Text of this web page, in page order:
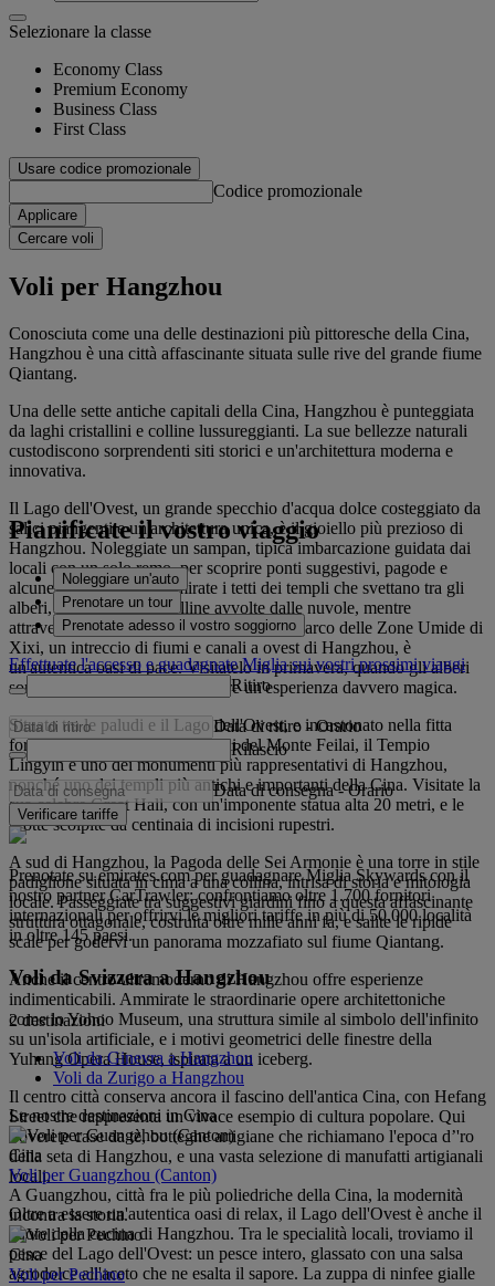
Selezionare la classe
Economy Class
Premium Economy
Business Class
First Class
Usare codice promozionale
Codice promozionale
Applicare
Cercare voli
Voli per Hangzhou
Conosciuta come una delle destinazioni più pittoresche della Cina,
Hangzhou è una città affascinante situata sulle rive del grande fiume
Qiantang.
Una delle sette antiche capitali della Cina, Hangzhou è punteggiata
da laghi cristallini e colline lussureggianti. La sue bellezze naturali
custodiscono sorprendenti siti storici e un'architettura moderna e
innovativa.
Il Lago dell'Ovest, un grande specchio d'acqua dolce costeggiato da
salici piangenti e un'architettura unica, è il gioiello più prezioso di
Hangzhou. Noleggiate un sampan, tipica imbarcazione guidata dai
locali con un solo remo, per scoprire ponti suggestivi, pagode e
alcune isole minori. Ammirate i tetti dei templi che svettano tra gli
alberi, sullo sfondo di colline avvolte dalle nuvole, mentre
attraversate giardini e parchi da sogno. Il Parco delle Zone Umide di
Xixi, un intreccio di fiumi e canali a ovest di Hangzhou, è
un'autentica oasi di pace. Visitatelo in primavera, quando gli alberi
sono in piena fioritura, per vivere un'esperienza davvero magica.
Situato tra le paludi e il Lago dell'Ovest, e incastonato nella fitta
foresta che scende lungo i pendii del Monte Feilai, il Tempio
Lingyin è uno dei monumenti più rappresentativi di Hangzhou,
nonché uno dei templi più antichi e importanti della Cina. Visitate la
sua celebre Great Hall, con un'imponente statua alta 20 metri, e le
grotte scolpite da centinaia di incisioni rupestri.
A sud di Hangzhou, la Pagoda delle Sei Armonie è una torre in stile
padiglione situata in cima a una collina, intrisa di storia e mitologia
locale. Passeggiate tra suggestivi giardini fino a questa affascinante
struttura ottagonale, costruita oltre mille anni fa, e salite le ripide
scale per godervi un panorama mozzafiato sul fiume Qiantang.
Anche il centro ultramoderno di Hangzhou offre esperienze
indimenticabili. Ammirate le straordinarie opere architettoniche
come lo Yohoo Museum, una struttura simile al simbolo dell'infinito
su un'isola artificiale, e i motivi geometrici delle finestre della
Yuhang Opera House, ispirata a un iceberg.
Il centro città conserva ancora il fascino dell'antica Cina, con Hefang
Street che rappresenta un vivace esempio di cultura popolare. Qui
troverete case da tè, botteghe artigiane che richiamano l'epoca d’'ro
della seta di Hangzhou, e una vasta selezione di manufatti artigianali
locali.
Oltre a essere un'autentica oasi di relax, il Lago dell'Ovest è anche il
cuore della cucina di Hangzhou. Tra le specialità locali, troviamo il
pesce del Lago dell'Ovest: un pesce intero, glassato con una salsa
agrodolce all'aceto che ne esalta il sapore. La zuppa di ninfee gialle
Pianificate il vostro viaggio
Noleggiare un'auto
Prenotare un tour
Prenotate adesso il vostro soggiorno
Effettuate l'accesso e guadagnate Miglia sui vostri prossimi viaggi
Ritiro
Data di ritiro - Orario
Rilascio
Data di consegna - Orario
Verificare tariffe
Prenotate su emirates.com per guadagnare Miglia Skywards con il
nostro partner CarTrawler: confrontiamo oltre 1.700 fornitori
internazionali per offrirvi le migliori tariffe in più di 50.000 località
in oltre 145 paesi.
Voli da Svizzera a Hangzhou
2 destinazioni
Voli da Ginevra a Hangzhou
Voli da Zurigo a Hangzhou
Le nostre destinazioni in Cina
Cina
Voli per Guangzhou (Canton)
A Guangzhou, città fra le più poliedriche della Cina, la modernità
incontra la storia.
Cina
Voli per Pechino